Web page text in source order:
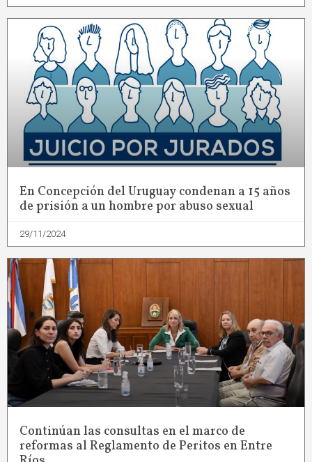
En Concepción del Uruguay condenan a 15 años
de prisión a un hombre por abuso sexual
29/11/2024
Continúan las consultas en el marco de
reformas al Reglamento de Peritos en Entre